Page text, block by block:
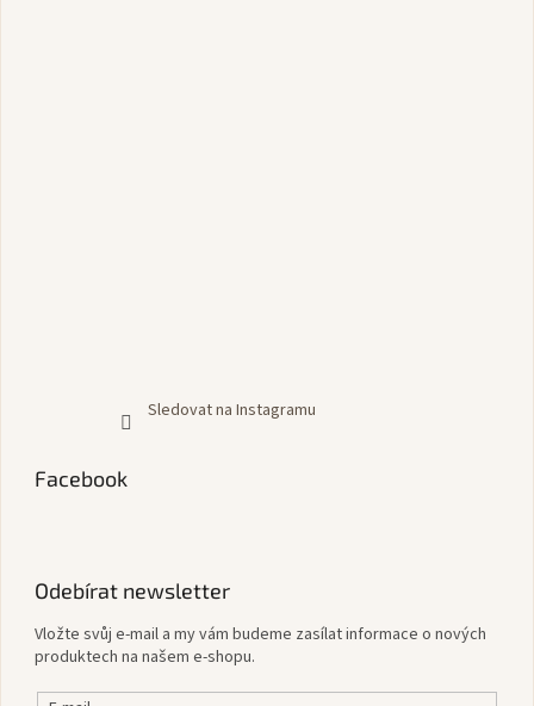
Sledovat na Instagramu
Facebook
Odebírat newsletter
Vložte svůj e-mail a my vám budeme zasílat informace o nových
produktech na našem e-shopu.